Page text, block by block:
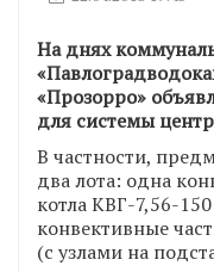
На днях
«Прозорро»
для системы
В частности,
два лота: одна
котла КВГ-7,56-
конвективные
(с узлами на